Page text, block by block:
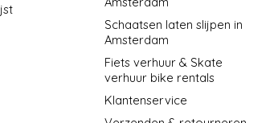
Schaatsen laten slijpen in
Amsterdam
Fiets verhuur & Skate
verhuur bike rentals
Klantenservice